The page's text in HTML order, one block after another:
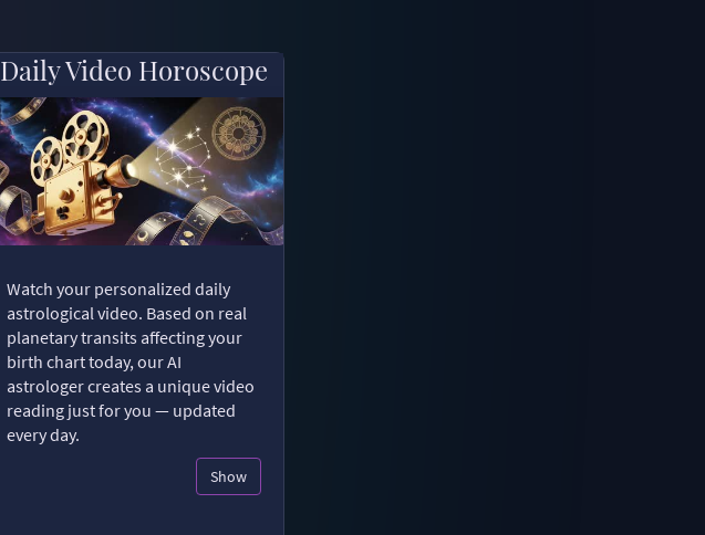
Daily Video Horoscope
Watch your personalized daily
astrological video. Based on real
planetary transits affecting your
birth chart today, our AI
astrologer creates a unique video
reading just for you — updated
every day.
Show